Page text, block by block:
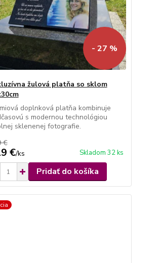
- 27 %
žulová platňa so sklom
doplnková platňa kombinuje
s modernou technológiou
sklenenej fotografie.
€
€/ks Skladom 32 ks
Pridať do košíka